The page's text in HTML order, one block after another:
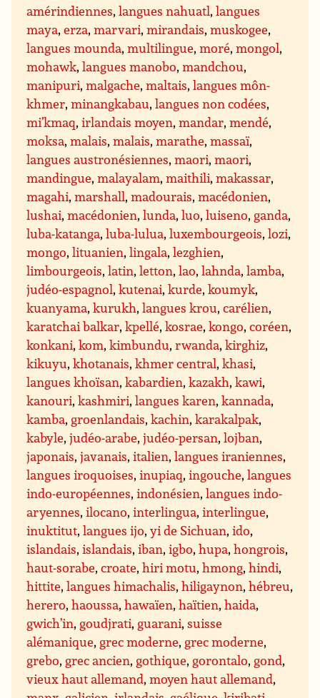
amérindiennes,langues nahuatl,langues
maya,erza,marvari,mirandais,muskogee,
langues mounda,multilingue,moré,mongol,
mohawk,langues manobo,mandchou,
manipuri,malgache,maltais,langues môn-
khmer,minangkabau,langues non codées,
mi’kmaq,irlandais moyen,mandar,mendé,
moksa,malais,malais,marathe,massaï,
langues austronésiennes,maori,maori,
mandingue,malayalam,maithili,makassar,
magahi,marshall,madourais,macédonien,
lushai,macédonien,lunda,luo,luiseno, ganda,
luba-katanga,luba-lulua,luxembourgeois,lozi,
mongo,lituanien,lingala,lezghien,
limbourgeois,latin,letton,lao,lahnda,lamba,
judéo-espagnol,kutenai,kurde,koumyk,
kuanyama,kurukh,langues krou,carélien,
karatchai balkar,kpellé,kosrae,kongo,coréen,
konkani,kom,kimbundu,rwanda,kirghiz,
kikuyu,khotanais,khmer central,khasi,
langues khoïsan,kabardien,kazakh,kawi,
kanouri,kashmiri,langues karen,kannada,
kamba, groenlandais,kachin,karakalpak,
kabyle,judéo-arabe,judéo-persan,lojban,
japonais,javanais,italien,langues iraniennes,
langues iroquoises,inupiaq,ingouche,langues
indo-européennes,indonésien,langues indo-
aryennes,ilocano,interlingua,interlingue,
inuktitut,langues ijo,yi de Sichuan,ido,
islandais,islandais,iban,igbo,hupa,hongrois,
haut-sorabe,croate,hiri motu,hmong,hindi,
hittite,langues himachalis,hiligaynon,hébreu,
herero,haoussa,hawaïen,haïtien,haida,
gwich’in, goudjrati, guarani,suisse
alémanique, grec moderne, grec moderne,
grebo, grec ancien, gothique, gorontalo, gond,
vieux haut allemand,moyen haut allemand,